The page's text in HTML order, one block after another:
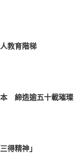
教育階梯
締造逾五十載璀璨
精神」